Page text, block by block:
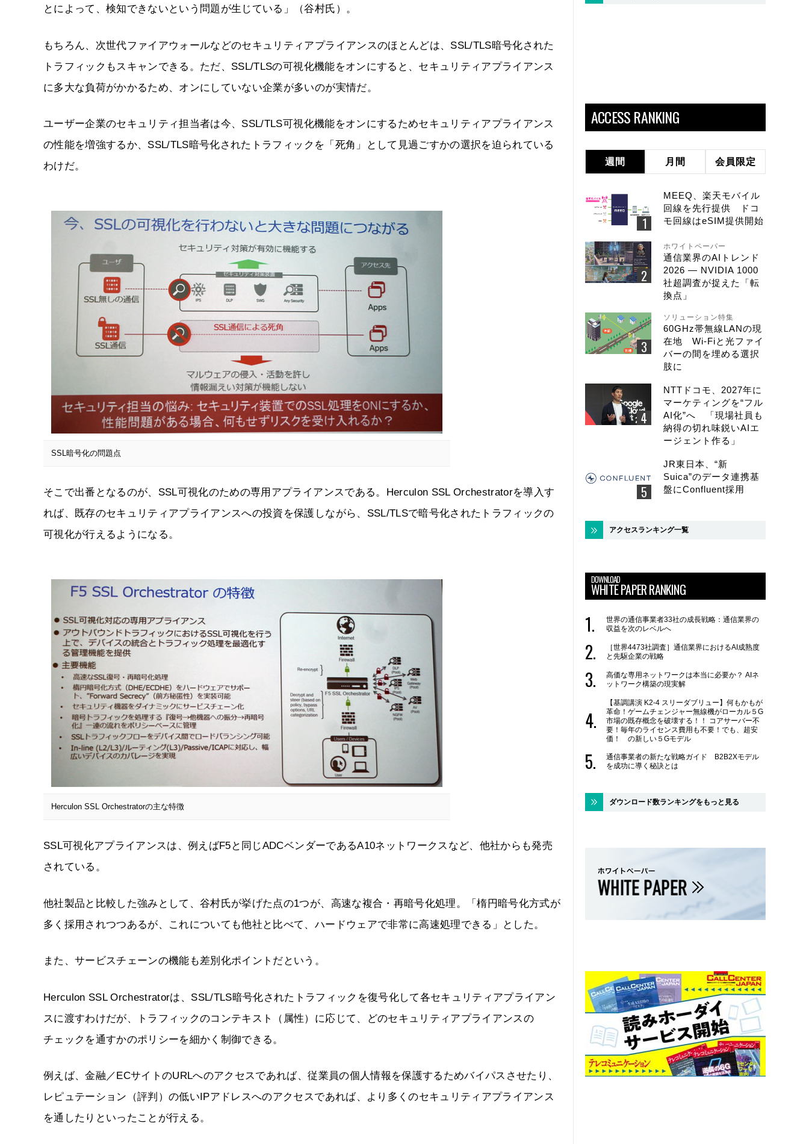
とによって、検知できないという問題が生じている」（谷村氏）。
もちろん、次世代ファイアウォールなどのセキュリティアプライアンスのほとんどは、SSL/TLS暗号化された
トラフィックもスキャンできる。ただ、SSL/TLSの可視化機能をオンにすると、セキュリティアプライアンス
に多大な負荷がかかるため、オンにしていない企業が多いのが実情だ。
ユーザー企業のセキュリティ担当者は今、SSL/TLS可視化機能をオンにするためセキュリティアプライアンス
の性能を増強するか、SSL/TLS暗号化されたトラフィックを「死角」として見過ごすかの選択を迫られている
わけだ。
SSL暗号化の問題点
そこで出番となるのが、SSL可視化のための専用アプライアンスである。Herculon SSL Orchestratorを導入す
れば、既存のセキュリティアプライアンスへの投資を保護しながら、SSL/TLSで暗号化されたトラフィックの
可視化が行えるようになる。
Herculon SSL Orchestratorの主な特徴
SSL可視化アプライアンスは、例えばF5と同じADCベンダーであるA10ネットワークスなど、他社からも発売
されている。
他社製品と比較した強みとして、谷村氏が挙げた点の1つが、高速な複合・再暗号化処理。「楕円暗号化方式が
多く採用されつつあるが、これについても他社と比べて、ハードウェアで非常に高速処理できる」とした。
また、サービスチェーンの機能も差別化ポイントだという。
Herculon SSL Orchestratorは、SSL/TLS暗号化されたトラフィックを復号化して各セキュリティアプライアン
スに渡すわけだが、トラフィックのコンテキスト（属性）に応じて、どのセキュリティアプライアンスの
チェックを通すかのポリシーを細かく制御できる。
例えば、金融／ECサイトのURLへのアクセスであれば、従業員の個人情報を保護するためバイパスさせたり、
レピュテーション（評判）の低いIPアドレスへのアクセスであれば、より多くのセキュリティアプライアンス
を通したりといったことが行える。
ACCESS RANKING
週間 月間 会員限定
MEEQ、楽天モバイル
回線を先行提供 ドコ
モ回線はeSIM提供開始
ホワイトペーパー
通信業界のAIトレンド
2026 ― NVIDIA 1000
社超調査が捉えた「転
換点」
ソリューション特集
60GHz帯無線LANの現
在地 Wi-Fiと光ファイ
バーの間を埋める選択
肢に
NTTドコモ、2027年に
マーケティングを“フル
AI化”へ 「現場社員も
納得の切れ味鋭いAIエ
ージェント作る」
JR東日本、“新
Suica”のデータ連携基
盤にConfluent採用
アクセスランキング一覧
DOWNLOAD
WHITE PAPER RANKING
世界の通信事業者33社の成長戦略：通信業界の
収益を次のレベルへ
［世界4473社調査］通信業界におけるAI成熟度
と先駆企業の戦略
高価な専用ネットワークは本当に必要か？ AIネ
ットワーク構築の現実解
【基調講演 K2-4 スリーダブリュー】何もかもが
革命！ゲームチェンジャー無線機がローカル５G
市場の既存概念を破壊する！！ コアサーバー不
要！毎年のライセンス費用も不要！でも、超安
価！ の新しい５Gモデル
通信事業者の新たな戦略ガイド B2B2Xモデル
を成功に導く秘訣とは
ダウンロード数ランキングをもっと見る